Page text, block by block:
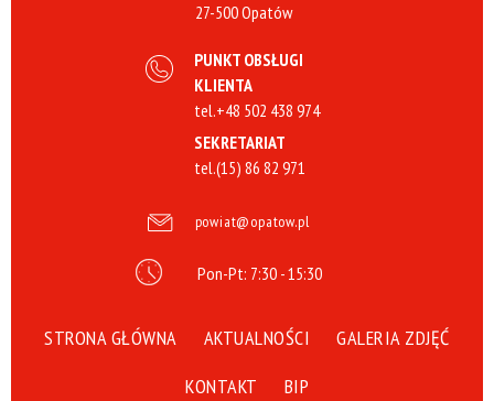
27-500 Opatów
PUNKT OBSŁUGI
KLIENTA
tel.+48 502 438 974
SEKRETARIAT
tel.(15) 86 82 971
powiat@opatow.pl
Pon-Pt: 7:30 - 15:30
STRONA GŁÓWNA AKTUALNOŚCI
GALERIA ZDJĘĆ
KONTAKT
BIP